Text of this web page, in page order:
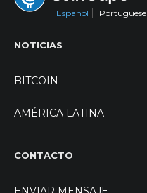
Español Portuguese
NOTICIAS
BITCOIN
AMÉRICA LATINA
CONTACTO